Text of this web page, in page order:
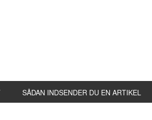
SÅDAN INDSENDER DU EN ARTIKEL